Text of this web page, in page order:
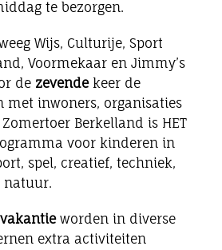
te bezorgen.
Wijs, Culturije, Sport
Voormekaar en Jimmy’s
de zevendekeer de
met inwoners, organisaties
Berkelland is HET
voor kinderen in
spel, creatief, techniek,
natuur.
worden in diverse
extra activiteiten